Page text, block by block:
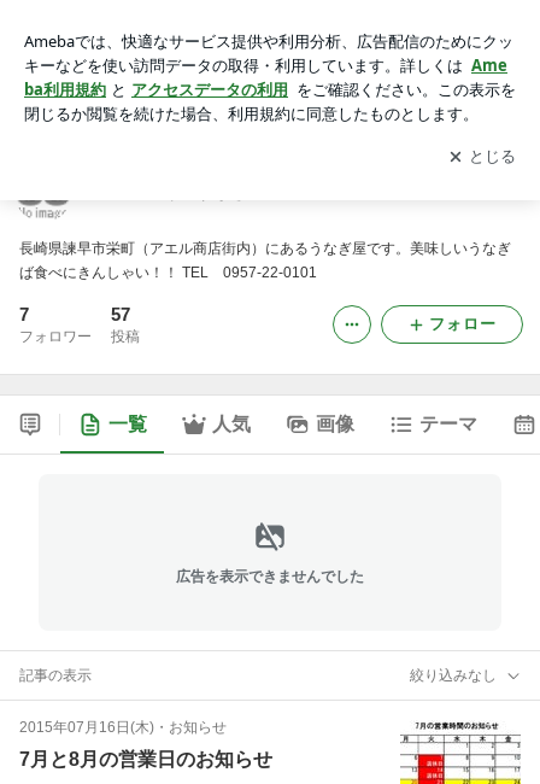
アプリをダウンロードして ブログの更新通知
を受け取りまし
ょう。
開く
長崎県諫早市栄町（アエル商店街内）にあるうなぎ屋です。美味しいうなぎ
ば食べにきんしゃい！！ TEL 0957-22-0101
7
フォロワー
57
投稿
フォロー
一覧 人気 画像 テーマ
広告を表示できませんでした
記事の表示 絞り込みなし
2015年07月16日(木) ・ お知らせ
7月と8月の営業日のお知らせ